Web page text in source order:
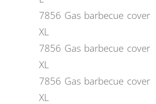
7856 Gas barbecue cover
XL
7856 Gas barbecue cover
XL
7856 Gas barbecue cover
XL